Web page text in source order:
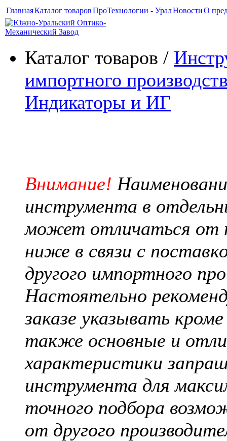
ГлавнаяКаталог товаровПроТехнологии - УралНовостиО
Каталог товаров /
импортного
Индикаторы и ИГ
Внимание!
инструмента в
может отличаться от
ниже в связи с
другого импортного
Настоятельно
заказе указывать
также основные и
характеристики
инструмента для
точного подбора
от другого